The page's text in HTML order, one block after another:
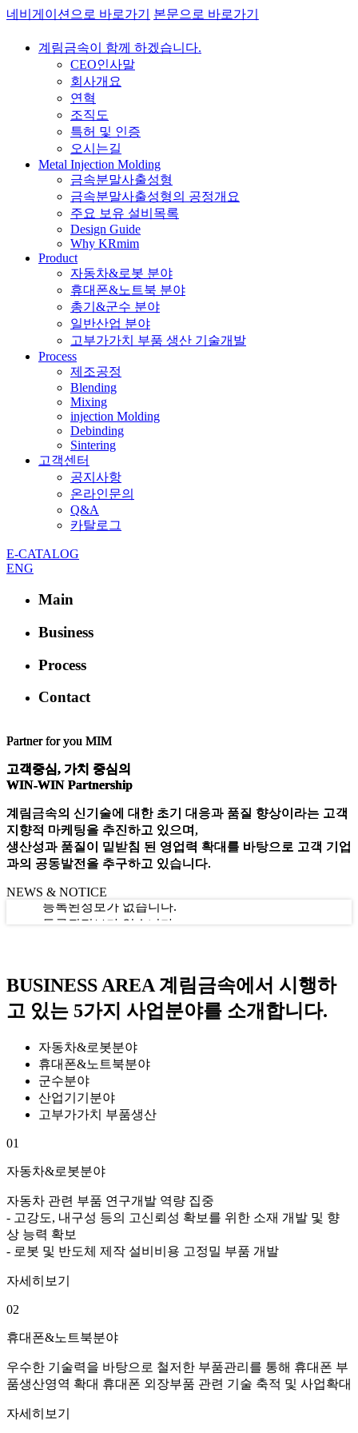
네비게이션으로 바로가기 본문으로 바로가기
계림금속이 함께 하겠습니다.
CEO인사말
회사개요
연혁
조직도
특허 및 인증
오시는길
Metal Injection Molding
금속분말사출성형
금속분말사출성형의 공정개요
주요 보유 설비목록
Design Guide
Why KRmim
Product
자동차&로봇 분야
휴대폰&노트북 분야
총기&군수 분야
일반산업 분야
고부가가치 부품 생산 기술개발
Process
제조공정
Blending
Mixing
injection Molding
Debinding
Sintering
고객센터
공지사항
온라인문의
Q&A
카탈로그
E-CATALOG
ENG
Main
Business
Process
Contact
Partner for you MIM
고객중심, 가치 중심의
WIN-WIN Partnership
계림금속의 신기술에 대한 초기 대응과 품질 향상이라는 고객
지향적 마케팅을 추진하고 있으며,
생산성과 품질이 밑받침 된 영업력 확대를 바탕으로 고객 기업
과의 공동발전을 추구하고 있습니다.
Partner for you MIM
고객중심, 가치 중심의
WIN-WIN Partnership
계림금속의 신기술에 대한 초기 대응과 품질 향상이라는 고객
지향적 마케팅을 추진하고 있으며,
생산성과 품질이 밑받침 된 영업력 확대를 바탕으로 고객 기업
과의 공동발전을 추구하고 있습니다.
Partner for you MIM
고객중심, 가치 중심의
WIN-WIN Partnership
계림금속의 신기술에 대한 초기 대응과 품질 향상이라는 고객
지향적 마케팅을 추진하고 있으며,
생산성과 품질이 밑받침 된 영업력 확대를 바탕으로 고객 기업
과의 공동발전을 추구하고 있습니다.
NEWS & NOTICE
등록된정보가 없습니다.
등록된정보가 없습니다.
BUSINESS AREA 계림금속에서 시행하
고 있는 5가지 사업분야를 소개합니다.
자동차&로봇분야
휴대폰&노트북분야
군수분야
산업기기분야
고부가가치 부품생산
01
자동차&로봇분야
자동차 관련 부품 연구개발 역량 집중
- 고강도, 내구성 등의 고신뢰성 확보를 위한 소재 개발 및 향
상 능력 확보
- 로봇 및 반도체 제작 설비비용 고정밀 부품 개발
자세히보기
02
휴대폰&노트북분야
우수한 기술력을 바탕으로 철저한 부품관리를 통해 휴대폰 부
품생산영역 확대 휴대폰 외장부품 관련 기술 축적 및 사업확대
자세히보기